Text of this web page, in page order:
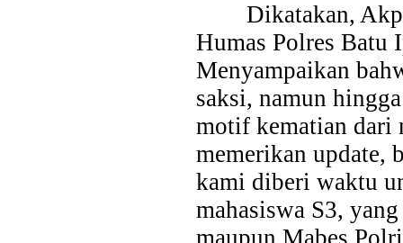
Dikatakan,
Humas Polres Batu
Menyampaikan
saksi, namun
motif kematian dari
memerikan update,
kami diberi waktu
mahasiswa S3,